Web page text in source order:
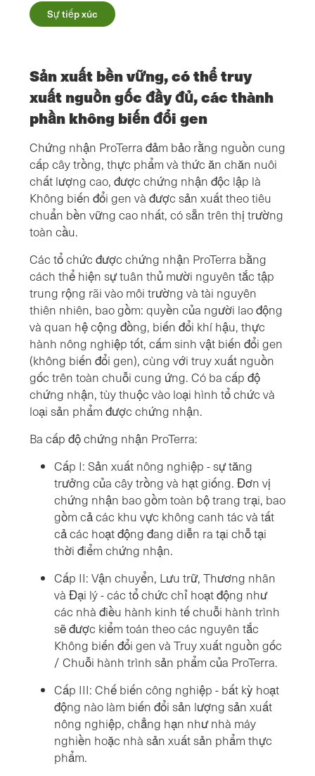
Sự tiếp xúc
Sản xuất bền vững, có thể truy
xuất nguồn gốc đầy đủ, các thành
phần không biến đổi gen
Chứng nhận ProTerra đảm bảo rằng nguồn cung
cấp cây trồng, thực phẩm và thức ăn chăn nuôi
chất lượng cao, được chứng nhận độc lập là
Không biến đổi gen và được sản xuất theo tiêu
chuẩn bền vững cao nhất, có sẵn trên thị trường
toàn cầu.
Các tổ chức được chứng nhận ProTerra bằng
cách thể hiện sự tuân thủ mười nguyên tắc tập
trung rộng rãi vào môi trường và tài nguyên
thiên nhiên, bao gồm: quyền của người lao động
và quan hệ cộng đồng, biến đổi khí hậu, thực
hành nông nghiệp tốt, cấm sinh vật biến đổi gen
(không biến đổi gen), cùng với truy xuất nguồn
gốc trên toàn chuỗi cung ứng. Có ba cấp độ
chứng nhận, tùy thuộc vào loại hình tổ chức và
loại sản phẩm được chứng nhận.
Ba cấp độ chứng nhận ProTerra:
Cấp I: Sản xuất nông nghiệp - sự tăng
trưởng của cây trồng và hạt giống. Đơn vị
chứng nhận bao gồm toàn bộ trang trại, bao
gồm cả các khu vực không canh tác và tất
cả các hoạt động đang diễn ra tại chỗ tại
thời điểm chứng nhận.
Cấp II: Vận chuyển, Lưu trữ, Thương nhân
và Đại lý - các tổ chức chỉ hoạt động như
các nhà điều hành kinh tế chuỗi hành trình
sẽ được kiểm toán theo các nguyên tắc
Không biến đổi gen và Truy xuất nguồn gốc
/ Chuỗi hành trình sản phẩm của ProTerra.
Cấp III: Chế biến công nghiệp - bất kỳ hoạt
động nào làm biến đổi sản lượng sản xuất
nông nghiệp, chẳng hạn như nhà máy
nghiền hoặc nhà sản xuất sản phẩm thực
phẩm.